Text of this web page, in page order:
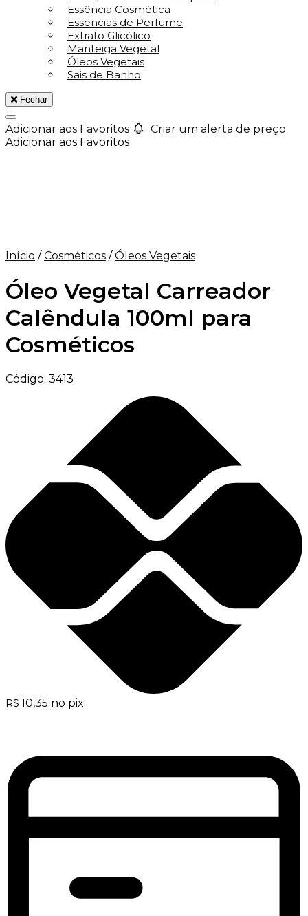
Essência Cosmética
Essencias de Perfume
Extrato Glicólico
Manteiga Vegetal
Óleos Vegetais
Sais de Banho
Fechar
Adicionar aos Favoritos
Criar um alerta de preço
Adicionar aos Favoritos
Início / Cosméticos / Óleos Vegetais
Óleo Vegetal Carreador
Calêndula 100ml para
Cosméticos
Código: 3413
R$ 10,35 no pix